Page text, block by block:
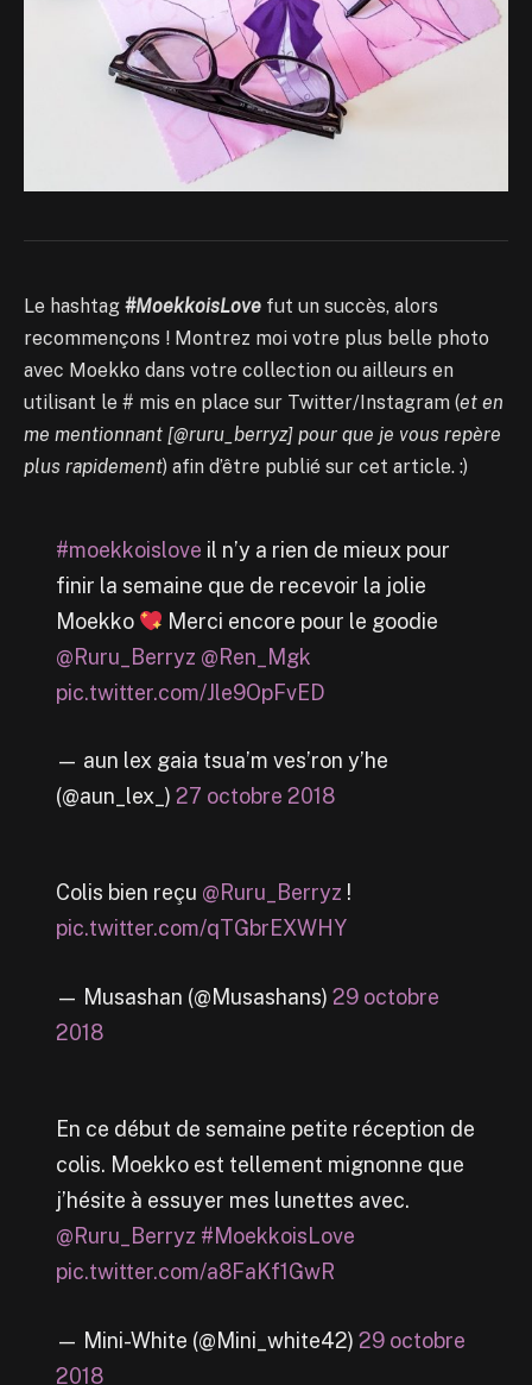
Le hashtag #MoekkoisLove fut un succès, alors
recommençons ! Montrez moi votre plus belle photo
avec Moekko dans votre collection ou ailleurs en
utilisant le # mis en place sur Twitter/Instagram (et en
me mentionnant [@ruru_berryz] pour que je vous repère
plus rapidement) afin d’être publié sur cet article. :)
#moekkoislove il n’y a rien de mieux pour
finir la semaine que de recevoir la jolie
Moekko
Merci encore pour le goodie
@Ruru_Berryz @Ren_Mgk
pic.twitter.com/Jle9OpFvED
— aun lex gaia tsua’m ves’ron y’he
(@aun_lex_) 27 octobre 2018
Colis bien reçu @Ruru_Berryz !
pic.twitter.com/qTGbrEXWHY
— Musashan (@Musashans) 29 octobre
2018
En ce début de semaine petite réception de
colis. Moekko est tellement mignonne que
j’hésite à essuyer mes lunettes avec.
@Ruru_Berryz #MoekkoisLove
pic.twitter.com/a8FaKf1GwR
— Mini-White (@Mini_white42) 29 octobre
2018